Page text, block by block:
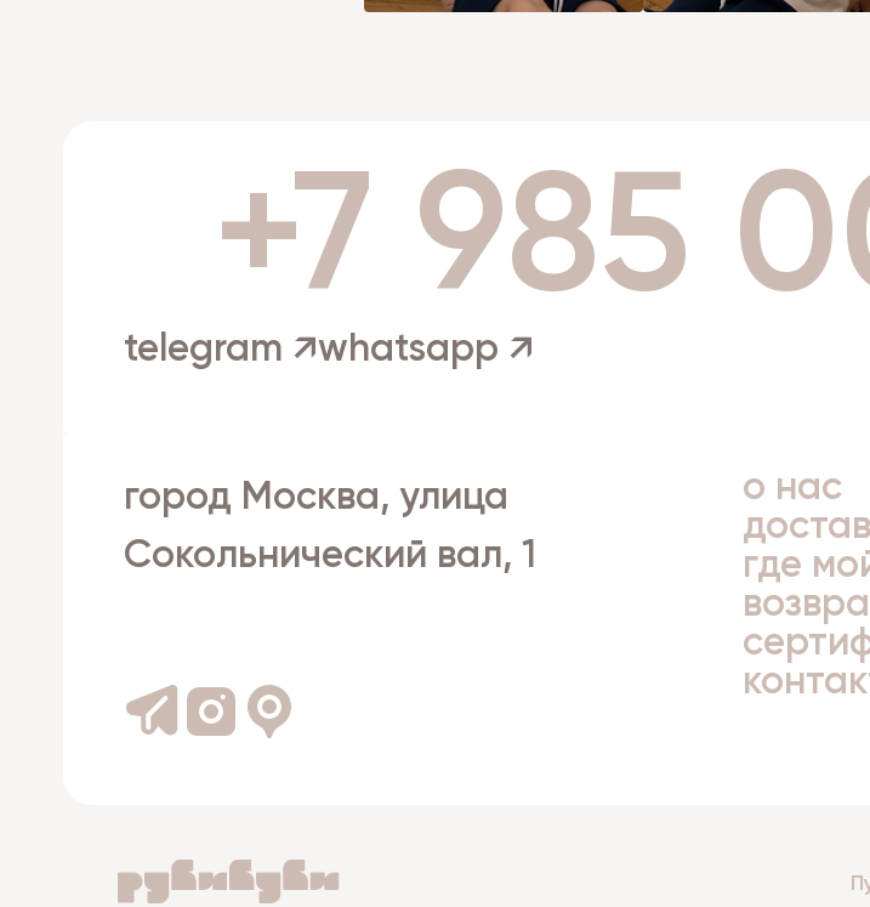
+7 985
telegram ↗whatsapp ↗
город Москва, улица
Сокольнический вал, 1
о нас
где